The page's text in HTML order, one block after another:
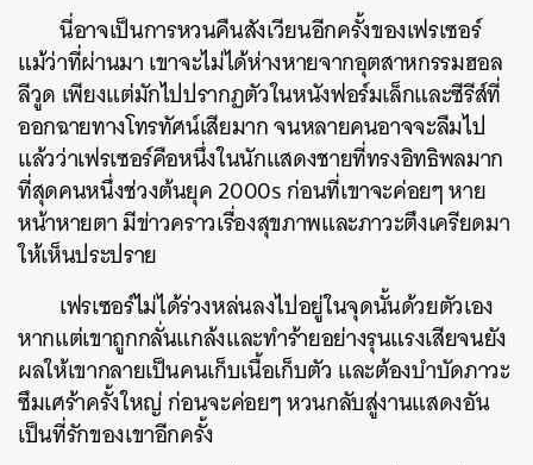
นี่อาจเป็นการหวนคืนสังเวียนอีกครั้งของเฟรเซอร์
แม้ว่าที่ผ่านมา เขาจะไม่ได้ห่างหายจากอุตสาหกรรมฮอล
ลีวูด เพียงแต่มักไปปรากฏตัวในหนังฟอร์มเล็กและซีรีส์ที่
ออกฉายทางโทรทัศน์เสียมาก จนหลายคนอาจจะลืมไป
แล้วว่าเฟรเซอร์คือหนึ่งในนักแสดงชายที่ทรงอิทธิพลมาก
ที่สุดคนหนึ่งช่วงต้นยุค 2000s ก่อนที่เขาจะค่อยๆ หาย
หน้าหายตา มีข่าวคราวเรื่องสุขภาพและภาวะตึงเครียดมา
ให้เห็นประปราย
เฟรเซอร์ไม่ได้ร่วงหล่นลงไปอยู่ในจุดนั้นด้วยตัวเอง
หากแต่เขาถูกกลั่นแกล้งและทำร้ายอย่างรุนแรงเสียจนยัง
ผลให้เขากลายเป็นคนเก็บเนื้อเก็บตัว และต้องบำบัดภาวะ
ซึมเศร้าครั้งใหญ่ ก่อนจะค่อยๆ หวนกลับสู่งานแสดงอัน
เป็นที่รักของเขาอีกครั้ง